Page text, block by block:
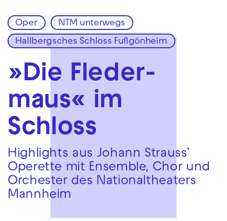
Zur Hauptnavigation springen
Zum Hauptinhalt springen Zum Footer springen
Oper NTM unterwegs
Hallbergsches Schloss Fußgönheim
»Die Fleder­
maus« im
Schloss
Highlights aus Johann Strauss’
Operette mit Ensemble, Chor und
Orchester des Nationaltheaters
Mannheim